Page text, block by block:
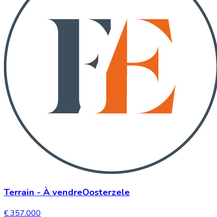
Terrain - À vendreOosterzele
€ 357.000